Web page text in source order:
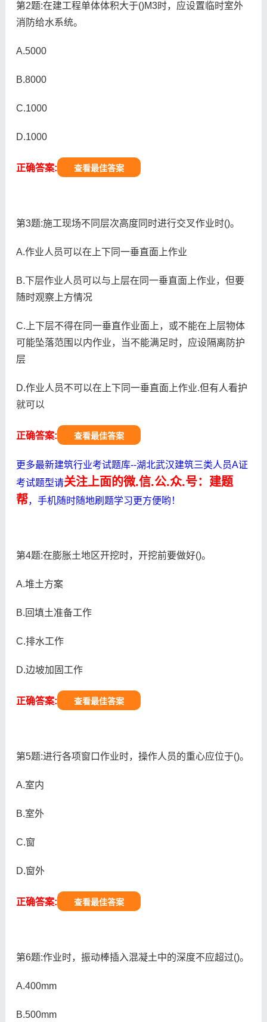
第2题:在建工程单体体积大于()M3时，应设置临时室外
消防给水系统。
A.5000
B.8000
C.1000
D.1000
正确答案: 查看最佳答案
第3题:施工现场不同层次高度同时进行交叉作业时()。
A.作业人员可以在上下同一垂直面上作业
B.下层作业人员可以与上层在同一垂直面上作业，但要
随时观察上方情况
C.上下层不得在同一垂直作业面上，或不能在上层物体
可能坠落范围以内作业，当不能满足时，应设隔离防护
层
D.作业人员不可以在上下同一垂直面上作业.但有人看护
就可以
正确答案: 查看最佳答案
更多最新建筑行业考试题库--湖北武汉建筑三类人员A证
考试题型请关注上面的微.信.公.众.号：建题
帮，手机随时随地刷题学习更方便哟！
第4题:在膨胀土地区开挖时，开挖前要做好()。
A.堆土方案
B.回填土准备工作
C.排水工作
D.边坡加固工作
正确答案: 查看最佳答案
第5题:进行各项窗口作业时，操作人员的重心应位于()。
A.室内
B.室外
C.窗
D.窗外
正确答案: 查看最佳答案
第6题:作业时，振动棒插入混凝土中的深度不应超过()。
A.400mm
B.500mm